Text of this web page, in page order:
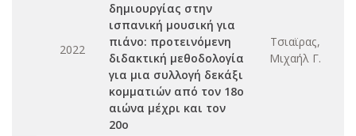
2022
δημιουργίας στην
ισπανική μουσική για
πιάνο: προτεινόμενη
διδακτική μεθοδολογία
για μια συλλογή δεκάξι
κομματιών από τον 18ο
αιώνα μέχρι και τον
20ο
Τσιαϊρας,
Μιχαήλ Γ.